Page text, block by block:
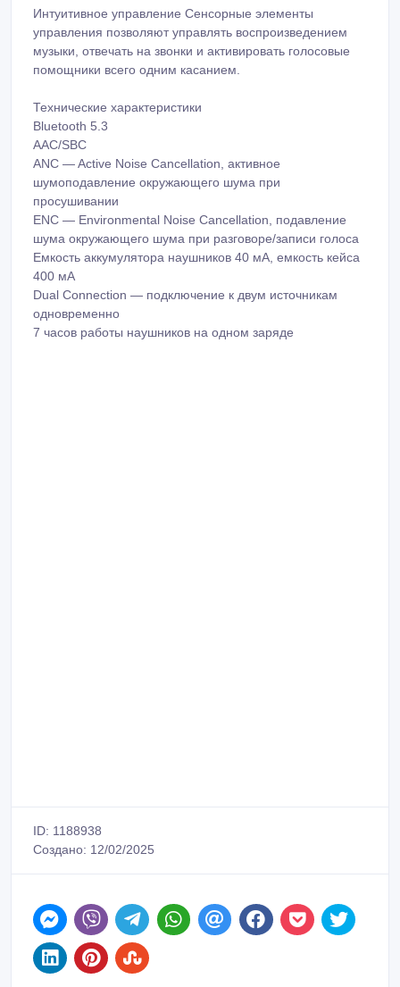
Интуитивное управление Сенсорные элементы
управления позволяют управлять воспроизведением
музыки, отвечать на звонки и активировать голосовые
помощники всего одним касанием.
Технические характеристики
Bluetooth 5.3
AAC/SBC
ANC — Active Noise Cancellation, активное
шумоподавление окружающего шума при
просушивании
ENC — Environmental Noise Cancellation, подавление
шума окружающего шума при разговоре/записи голоса
Емкость аккумулятора наушников 40 мА, емкость кейса
400 мА
Dual Connection — подключение к двум источникам
одновременно
7 часов работы наушников на одном заряде
ID: 1188938
Создано: 12/02/2025